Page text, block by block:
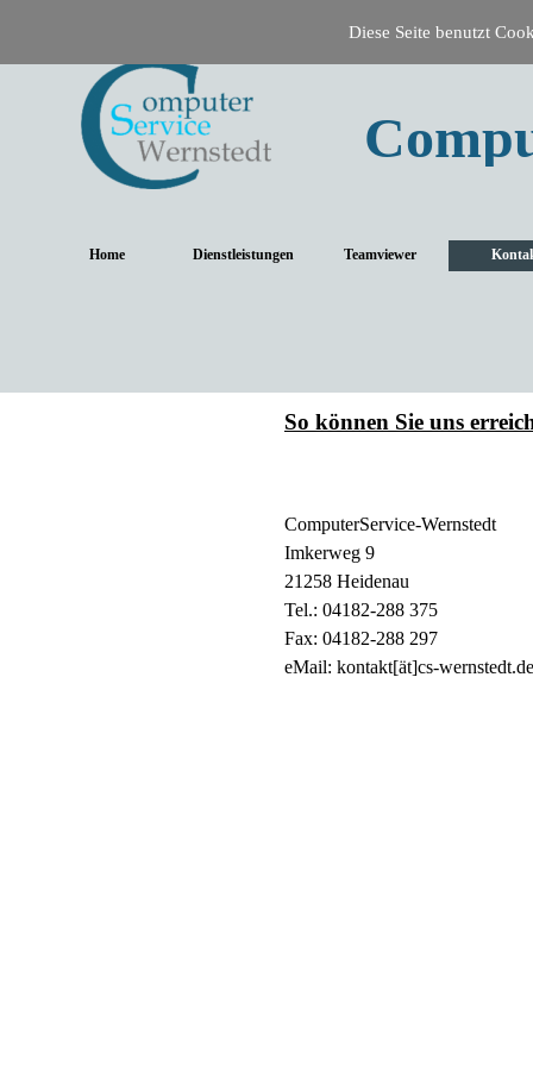
Diese Seite benutzt
Home Dienstleistungen Teamviewer
So können Sie uns
ComputerService-Wernstedt
Imkerweg 9
21258 Heidenau
Tel.: 04182-288 375
Fax: 04182-288 297
eMail: kontakt[ät]cs-wernstedt.de